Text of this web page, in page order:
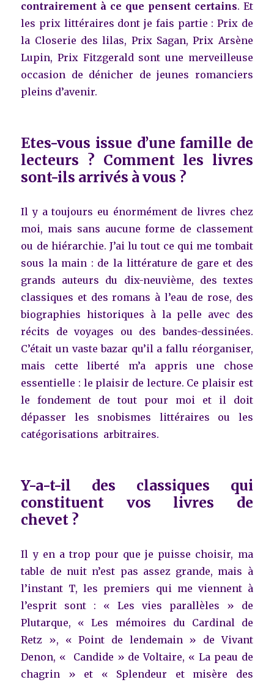
contrairement à ce que pensent certains. Et
les prix littéraires dont je fais partie : Prix de
la Closerie des lilas, Prix Sagan, Prix Arsène
Lupin, Prix Fitzgerald sont une merveilleuse
occasion de dénicher de jeunes romanciers
pleins d’avenir.
Etes-vous issue d’une famille de
lecteurs ? Comment les livres
sont-ils arrivés à vous ?
Il y a toujours eu énormément de livres chez
moi, mais sans aucune forme de classement
ou de hiérarchie. J’ai lu tout ce qui me tombait
sous la main : de la littérature de gare et des
grands auteurs du dix-neuvième, des textes
classiques et des romans à l’eau de rose, des
biographies historiques à la pelle avec des
récits de voyages ou des bandes-dessinées.
C’était un vaste bazar qu’il a fallu réorganiser,
mais cette liberté m’a appris une chose
essentielle : le plaisir de lecture. Ce plaisir est
le fondement de tout pour moi et il doit
dépasser les snobismes littéraires ou les
catégorisations arbitraires.
Y-a-t-il des classiques qui
constituent vos livres de
chevet ?
Il y en a trop pour que je puisse choisir, ma
table de nuit n’est pas assez grande, mais à
l’instant T, les premiers qui me viennent à
l’esprit sont : « Les vies parallèles » de
Plutarque, « Les mémoires du Cardinal de
Retz », « Point de lendemain » de Vivant
Denon, « Candide » de Voltaire, « La peau de
chagrin » et « Splendeur et misère des